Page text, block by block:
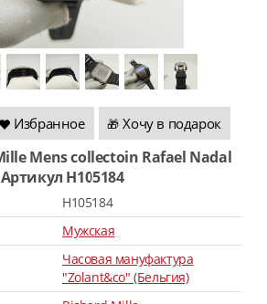
Избранное 🎁 Хочу в подарок
Артикул H105184
H105184
Мужская
Часовая мануфактура
"Zolant&co" (Бельгия)